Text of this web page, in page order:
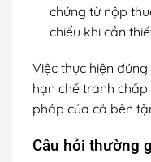
chứng từ nộp
chiếu khi cần
Việc thực hiện
hạn chế tranh
pháp của cả bên
Câu hỏi thường